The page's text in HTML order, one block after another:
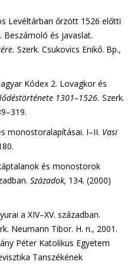
Levéltárban őrzött 1526 előtti
Beszámoló és javaslat.
. Szerk. Csukovics Enikő. Bp.,
Kódex 2. Lovagkor és
1301–1526. Szerk.
monostoralapításai. I–II. Vasi
és monostorok
Századok, 134. (2000)
a XIV–XV. században.
Neumann Tibor. H. n., 2001.
Péter Katolikus Egyetem
Tanszékének